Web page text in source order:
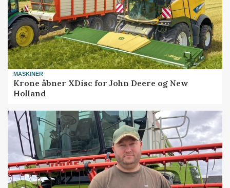
MASKINER
Krone åbner XDisc for John Deere og New
Holland